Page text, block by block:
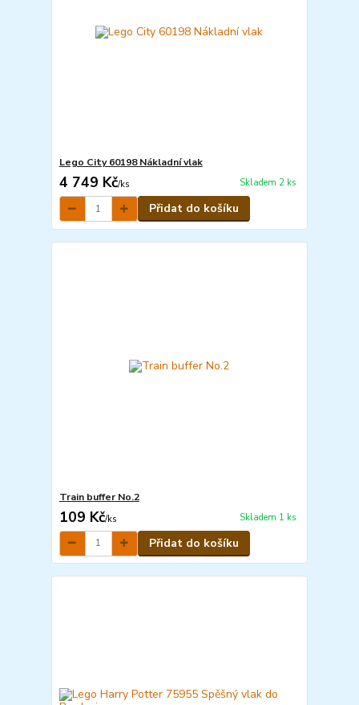
Lego City 60198 Nákladní vlak
4 749 Kč/ks Skladem 2 ks
Přidat do košíku
Train buffer No.2
109 Kč/ks Skladem 1 ks
Přidat do košíku